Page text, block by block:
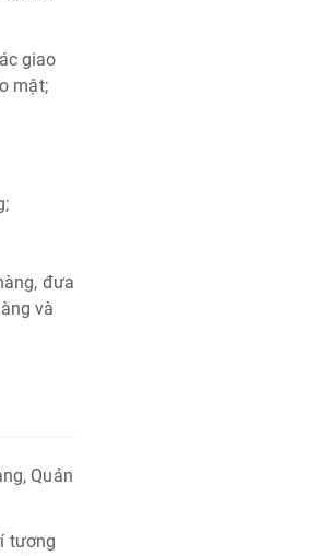
giao
mật;
đưa
và
Quản
tương